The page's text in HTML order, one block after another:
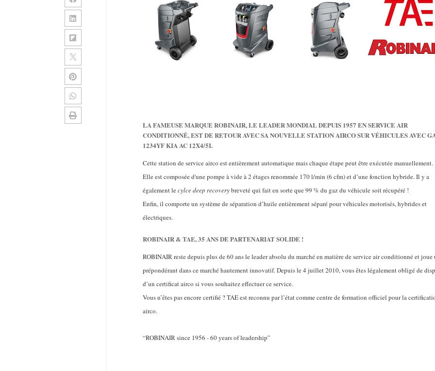
LA FAMEUSE MARQUE ROBINAIR, LE LEADER MONDIAL DEPUIS 1957 EN SERVICE AIR
CONDITIONNÉ, EST DE RETOUR AVEC SA NOUVELLE STATION AIRCO SUR VÉHICULES AVEC
1234YF KIA AC 12X4/5I.
Cette station de service airco est entièrement automatique mais chaque étape peut être exécutée manuellement.
Elle est composée d'une pompe à vide à 2 étages renommée 170 l/min (6 cfm) et d’une fonction hybride. Il y a
également lecylce deep recoverybreveté qui fait en sorte que 99 % du gaz du véhicule soit récupéré !
Enfin, il comporte un système de séparation d’huile entièrement séparé pour véhicules motorisés, hybrides et
électriques.
ROBINAIR & TAE, 35 ANS DE PARTENARIAT SOLIDE !
ROBINAIR reste depuis plus de 60 ans le leader absolu du marché en matière de service air conditionné et joue
prépondérant dans ce marché hautement innovatif. Depuis le 4 juillet 2010, vous êtes légalement obligé de
d’un certificat airco si vous souhaitez effectuer ce service.
Vous n’êtes pas encore certifié ? TAE est reconnu par l’état comme centre de formation officiel pour la
airco.
“ROBINAIR since 1956 - 60 years of leadership”